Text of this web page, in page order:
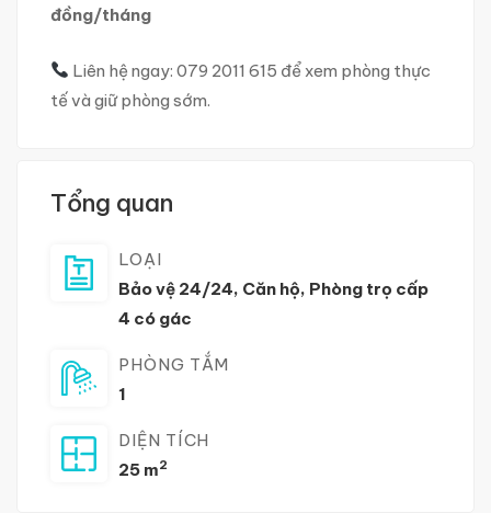
đồng/tháng
Liên hệ ngay: 079 2011 615 để xem phòng thực
tế và giữ phòng sớm.
Tổng quan
LOẠI
Bảo vệ 24/24, Căn hộ, Phòng trọ cấp
4 có gác
PHÒNG TẮM
1
DIỆN TÍCH
25 m2